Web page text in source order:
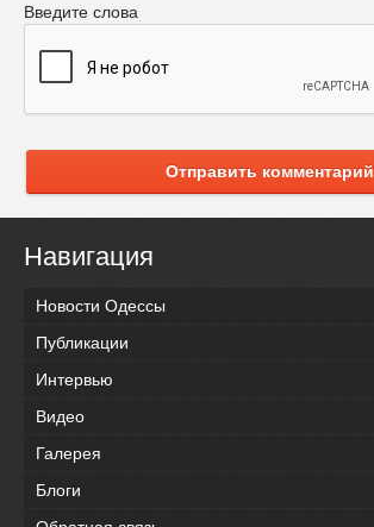
Введите слова
Отправить комментарий
Навигация
Новости Одессы
Публикации
Интервью
Видео
Галерея
Блоги